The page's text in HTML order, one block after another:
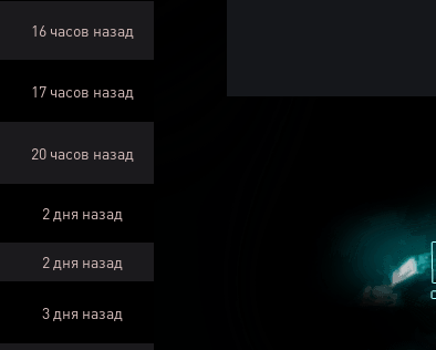
16 часов назад
17 часов назад
20 часов назад
2 дня назад
2 дня назад
3 дня назад